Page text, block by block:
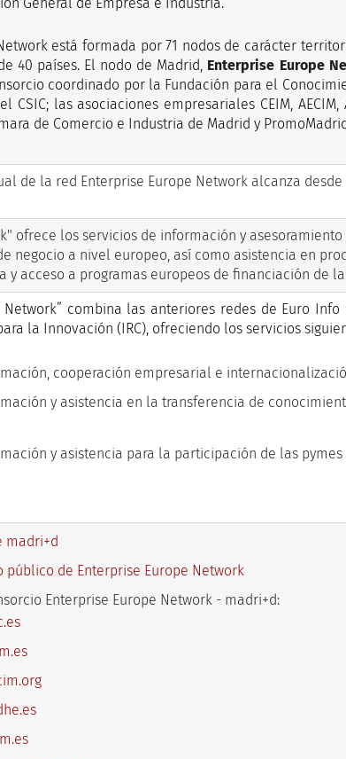
está formada por 71 nodos de carácter
40 países. El nodo de Madrid, Enterprise Europe
coordinado por la Fundación para el
las asociaciones empresariales CEIM, AECIM,
de Comercio e Industria de Madrid y
de la red Enterprise Europe Network alcanza
ofrece los servicios de información y
negocio a nivel europeo, así como asistencia en
y acceso a programas europeos de financiación de la
Network” combina las anteriores redes de Euro Info
la Innovación (IRC), ofreciendo los servicios
cooperación empresarial e
y asistencia en la transferencia de
y asistencia para la participación de las
madri+d
público de Enterprise Europe Network
Enterprise Europe Network - madri+d: